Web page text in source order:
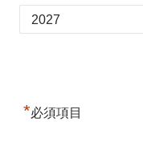
*必須項目